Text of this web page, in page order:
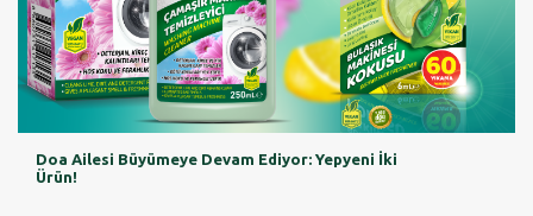
Doa Ailesi Büyümeye Devam Ediyor: Yepyeni İki
Ürün!